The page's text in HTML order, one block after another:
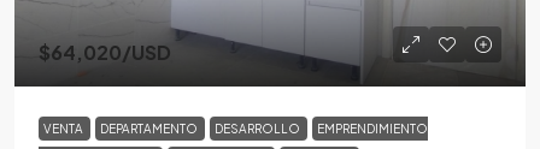
$64,020/USD
VENTA DEPARTAMENTO DESARROLLO EMPRENDIMIENTO